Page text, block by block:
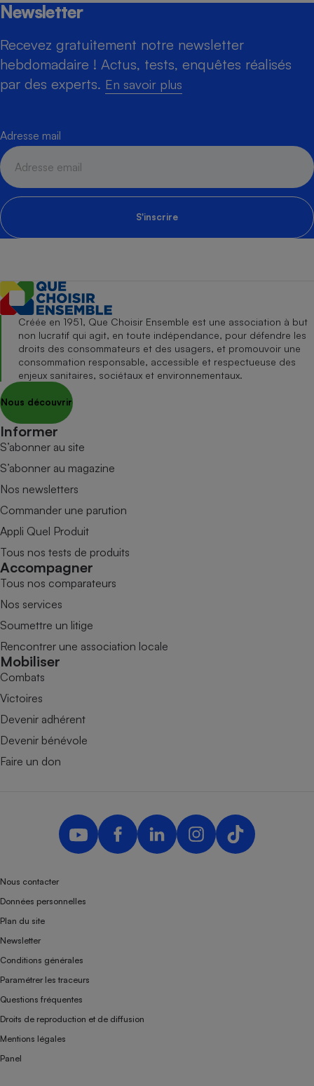
Newsletter
Recevez gratuitement notre newsletter
hebdomadaire ! Actus, tests, enquêtes réalisés
par des experts. En savoir plus
Adresse mail
S'inscrire
Créée en 1951, Que Choisir Ensemble est une association à but
non lucratif qui agit, en toute indépendance, pour défendre les
droits des consommateurs et des usagers, et promouvoir une
consommation responsable, accessible et respectueuse des
enjeux sanitaires, sociétaux et environnementaux.
Nous découvrir
Informer
S’abonner au site
S’abonner au magazine
Nos newsletters
Commander une parution
Appli Quel Produit
Tous nos tests de produits
Accompagner
Tous nos comparateurs
Nos services
Soumettre un litige
Rencontrer une association locale
Mobiliser
Combats
Victoires
Devenir adhérent
Devenir bénévole
Faire un don
Nous contacter
Données personnelles
Plan du site
Newsletter
Conditions générales
Paramétrer les traceurs
Questions fréquentes
Droits de reproduction et de diffusion
Mentions légales
Panel